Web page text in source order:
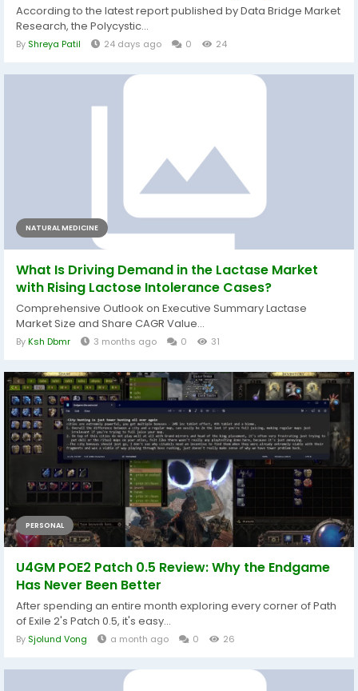
According to the latest report published by Data Bridge Market
Research, the Polycystic...
By Shreya Patil 24 days ago 0 24
NATURAL MEDICINE
What Is Driving Demand in the Lactase Market
with Rising Lactose Intolerance Cases?
Comprehensive Outlook on Executive Summary Lactase
Market Size and Share CAGR Value...
ByKsh Dbmr 3 months ago 0 31
PERSONAL
U4GM POE2 Patch 0.5 Review: Why the Endgame
Has Never Been Better
After spending an entire month exploring every corner of Path
of Exile 2's Patch 0.5, it's easy...
By Sjolund Vong a month ago 0 26